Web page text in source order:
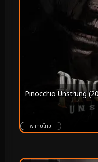
Pinocchio Unstrung
พากย์ไทย